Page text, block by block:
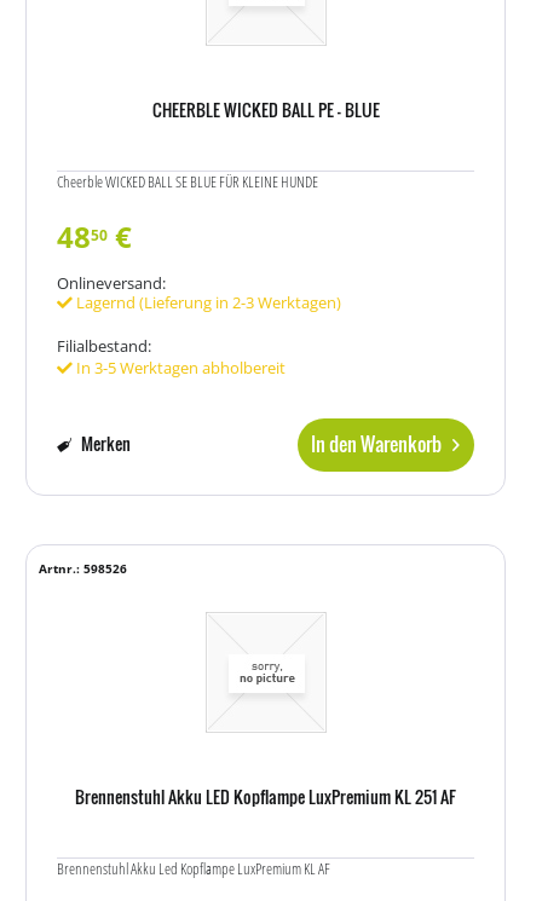
CHEERBLE WICKED BALL PE - BLUE
Cheerble WICKED BALL SE BLUE FÜR KLEINE HUNDE
4850 €
Onlineversand:
Lagernd (Lieferung in 2-3 Werktagen)
Filialbestand:
In 3-5 Werktagen abholbereit
In den Warenkorb
Merken
Brennenstuhl Akku LED Kopflampe LuxPremium KL 251 AF
Brennenstuhl Akku Led Kopflampe LuxPremium KL AF
Artnr.: 598526